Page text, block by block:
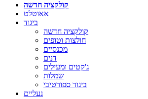
קולקציה חדשה
אאוטלט
ביגוד
קולקציה חדשה
חולצות וטופים
מכנסיים
דנים
ג'קטים ומעילים
שמלות
ביגוד ספורטיבי
נעליים